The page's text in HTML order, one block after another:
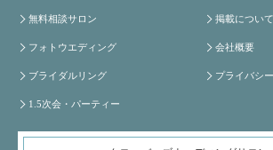
無料相談サロン
フォトウエディング
ブライダルリング
1.5次会・パーティー
掲載につい
会社概要
プライバシ